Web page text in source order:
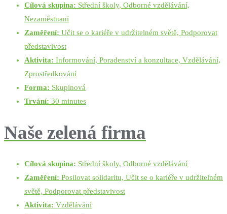
Cílová skupina: Střední školy, Odborné vzdělávání,
Nezaměstnaní
Zaměření: Učit se o kariéře v udržitelném světě, Podporovat
představivost
Aktivita: Informování, Poradenství a konzultace, Vzdělávání,
Zprostředkování
Forma: Skupinová
Trvání: 30 minutes
Naše zelená firma
Cílová skupina: Střední školy, Odborné vzdělávání
Zaměření: Posilovat solidaritu, Učit se o kariéře v udržitelném
světě, Podporovat představivost
Aktivita: Vzdělávání